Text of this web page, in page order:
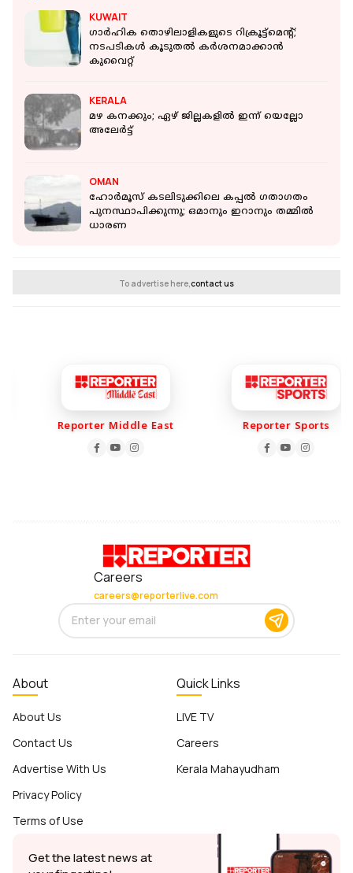
KUWAIT
ഗാർഹിക തൊഴിലാളികളുടെ റിക്രൂട്ട്മെന്റ്;
നടപടികൾ കൂടുതൽ കർശനമാക്കാൻ
കുവൈറ്റ്
KERALA
മഴ കനക്കും; ഏഴ് ജില്ലകളില്‍ ഇന്ന് യെല്ലോ
അലേര്‍ട്ട്
OMAN
ഹോർമൂസ് കടലിടുക്കിലെ കപ്പൽ ​ഗതാ​ഗതം
പുനസ്ഥാപിക്കുന്നു; ഒമാനും ഇറാനും തമ്മിൽ
ധാരണ
To advertise here,contact us
Reporter Middle East Reporter Sports
Careers
careers@reporterlive.com
About
About Us
Contact Us
Advertise With Us
Privacy Policy
Terms of Use
Quick Links
LIVE TV
Careers
Kerala Mahayudham
Get the latest news at